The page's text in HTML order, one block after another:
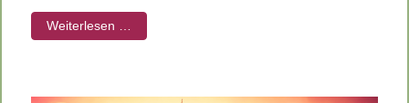
Weiterlesen …